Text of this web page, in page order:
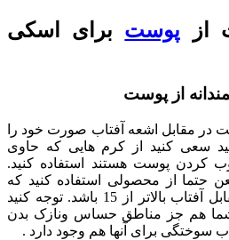
از پوست برای اسکی
از پوست
در مقابل اشعه آفتاب صورت خود را
سعی کنید از کرم هایی که حاوی
مرطوب کردن پوست هستند استفاده کنید.
حتما از محصولی استفاده کنید که
درجه حفاظتش در مقابل آفتاب بالاتر از 15 باشد. توجه کنید
هم جز مناطق حساس ونازک بدن
سوختگی برای آنها هم وجود دارد .